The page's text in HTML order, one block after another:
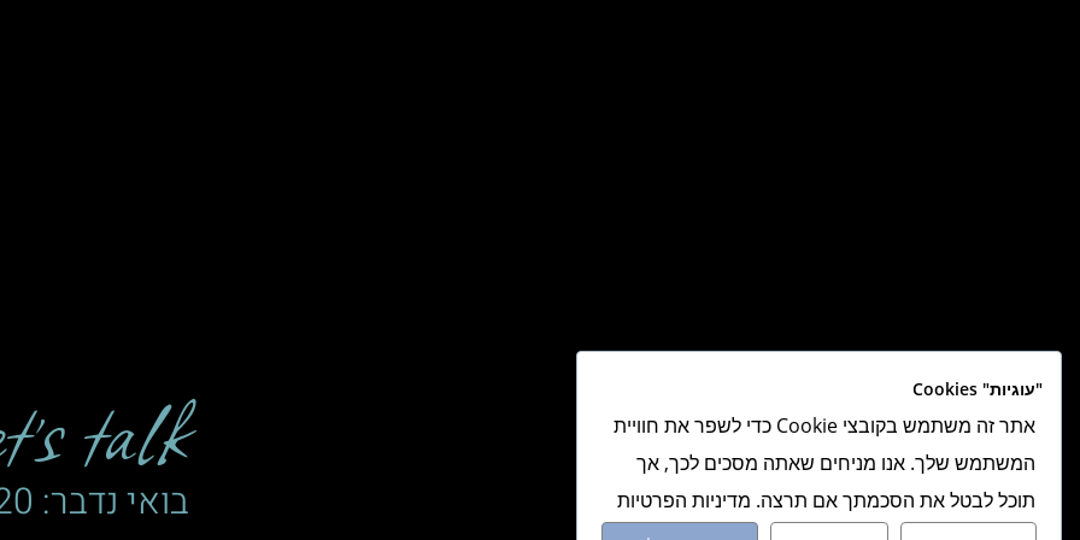
talk
בואי נדבר: 052-4203720
"עוגיות" Cookies
אתר זה משתמש בקובצי Cookie כדי לשפר את חוויית
המשתמש שלך. אנו מניחים שאתה מסכים לכך, אך
תוכל לבטל את הסכמתך אם תרצה. מדיניות הפרטיות